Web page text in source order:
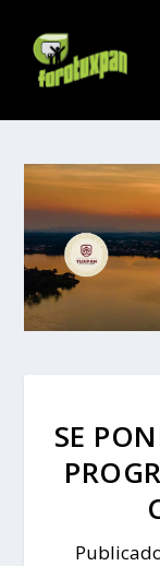
SE